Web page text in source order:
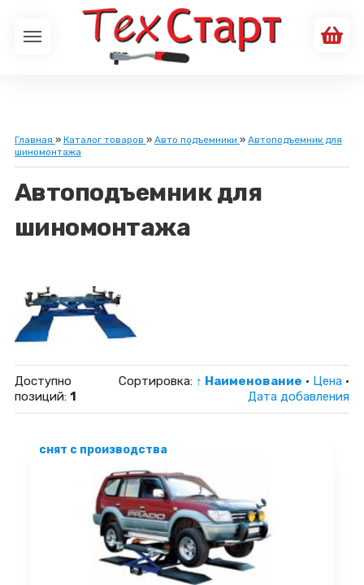
Главная » Каталог товаров » Авто подъемники » Автоподъемник для
шиномонтажа
Автоподъемник для
шиномонтажа
Доступно
позиций: 1
Сортировка: ↑ Наименование · Цена·
Дата добавления
снят с производства